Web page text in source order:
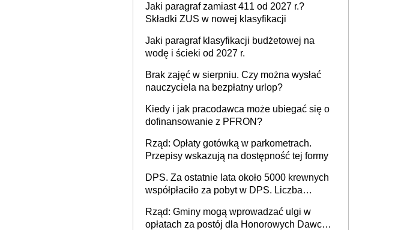
Jaki paragraf zamiast 411 od 2027 r.?
Składki ZUS w nowej klasyfikacji
Jaki paragraf klasyfikacji budżetowej na
wodę i ścieki od 2027 r.
Brak zajęć w sierpniu. Czy można wysłać
nauczyciela na bezpłatny urlop?
Kiedy i jak pracodawca może ubiegać się o
dofinansowanie z PFRON?
Rząd: Opłaty gotówką w parkometrach.
Przepisy wskazują na dostępność tej formy
DPS. Za ostatnie lata około 5000 krewnych
współpłaciło za pobyt w DPS. Liczba
Rząd: Gminy mogą wprowadzać ulgi w
opłatach za postój dla Honorowych Dawców